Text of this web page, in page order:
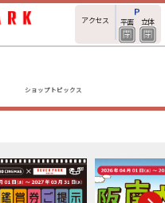
アクセス 平面 立体
ショップトピックス